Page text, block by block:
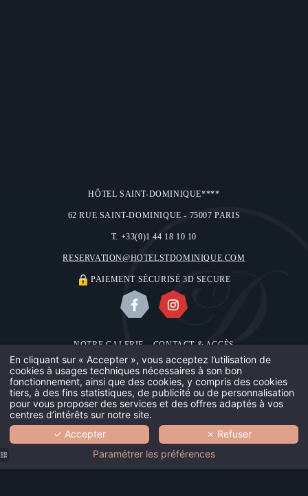
HÔTEL SAINT-DOMINIQUE****
62 RUE SAINT-DOMINIQUE - 75007 PARIS
T. +33(0)1 44 18 10 10
RESERVATION@HOTELSTDOMINIQUE.COM
PAIEMENT SÉCURISÉ 3D SECURE
NOTRE GALERIE CONTACT & ACCÈS
MENTIONS LÉGALES UTILISATION DES COOKIES
©2018 HÔTEL SAINT-DOMINIQUE
DESIGN BYMMCRÉATION
NOTRE
En cliquant sur « Accepter », vous acceptez l’utilisation de
cookies à usages techniques nécessaires à son bon
fonctionnement, ainsi que des cookies, y compris des cookies
tiers, à des fins statistiques, de publicité ou de personnalisation
pour vous proposer des services et des offres adaptés à vos
centres d’intérêts sur notre site.
✓ Accepter
✗ Refuser
Paramétrer les préférences